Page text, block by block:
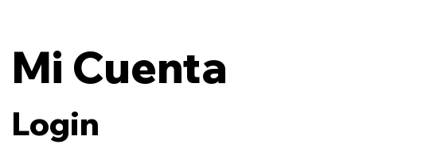
Mi Cuenta
Login